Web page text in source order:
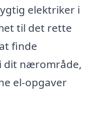
elektriker i
til det rette
finde
dit nærområde,
el-opgaver